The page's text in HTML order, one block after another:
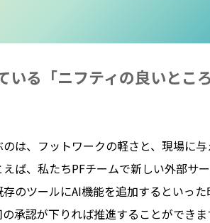
いる「ニフティの良いとこ
のは、フットワークの軽さと、現場に
ば、私たちPFチームで新しい外部サ
存のツールにAI機能を追加するといっ
承認が下りれば推進することができま